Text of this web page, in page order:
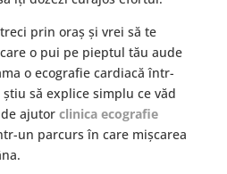
prin oraș și vrei să te
o pui pe pieptul tău aude
o ecografie cardiacă într-
să explice simplu ce văd
ajutor clinica ecografie
un parcurs în care mișcarea